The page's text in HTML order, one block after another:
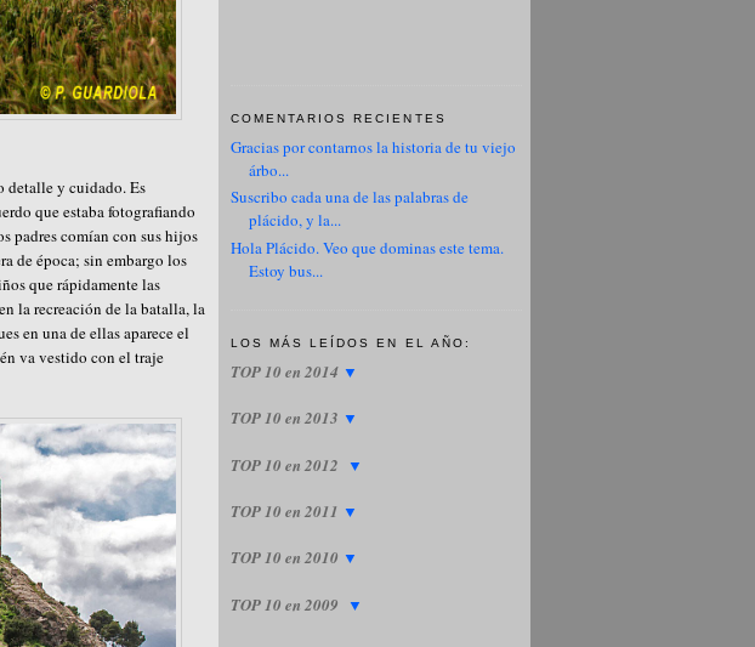
detalle y cuidado. Es
que estaba fotografiando
padres comían con sus hijos
de época; sin embargo los
que rápidamente las
la recreación de la batalla, la
en una de ellas aparece el
va vestido con el traje
COMENTARIOS RECIENTES
Gracias por contarnos la historia de tu viejo
árbo...
Suscribo cada una de las palabras de
plácido, y la...
Hola Plácido. Veo que dominas este tema.
Estoy bus...
LOS MÁS LEÍDOS EN EL AÑO:
TOP 10 en 2014 ▼
TOP 10 en 2013 ▼
TOP 10 en 2012 ▼
TOP 10 en 2011 ▼
TOP 10 en 2010 ▼
TOP 10 en 2009 ▼